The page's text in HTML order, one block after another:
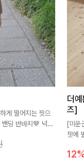
게 떨어지는 핏으
딩 반바지🤎 넉넉
더
즈]
[미운
핏에
요~!